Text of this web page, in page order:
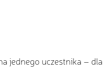
jednego uczestnika – dla